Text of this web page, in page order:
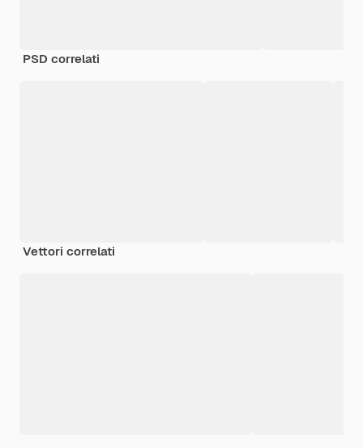
PSD correlati
Vettori correlati